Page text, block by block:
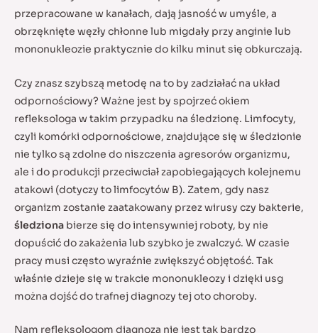
przepracowane w kanałach, dają jasność w umyśle, a
obrzęknięte węzły chłonne lub migdały przy anginie lub
mononukleozie praktycznie do kilku minut się obkurczają.
Czy znasz szybszą metodę na to by zadziałać na układ
odpornościowy? Ważne jest by spojrzeć okiem
refleksologa w takim przypadku na śledzionę. Limfocyty,
czyli komórki odpornościowe, znajdujące się w śledzionie
nie tylko są zdolne do niszczenia agresorów organizmu,
ale i do produkcji przeciwciał zapobiegających kolejnemu
atakowi (dotyczy to limfocytów B). Zatem, gdy nasz
organizm zostanie zaatakowany przez wirusy czy bakterie,
śledziona bierze się do intensywniej roboty, by nie
dopuścić do zakażenia lub szybko je zwalczyć. W czasie
pracy musi często wyraźnie zwiększyć objętość. Tak
właśnie dzieje się w trakcie mononukleozy i dzięki usg
można dojść do trafnej diagnozy tej oto choroby.
Nam refleksologom diagnoza nie jest tak bardzo